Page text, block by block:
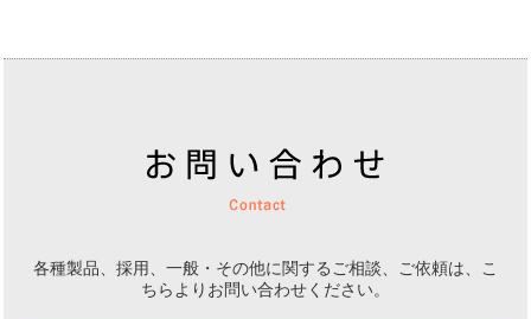
各種製品、採用、一般・その他に関するご相談、ご依頼は、
こ
ちらよりお問い合わせください。